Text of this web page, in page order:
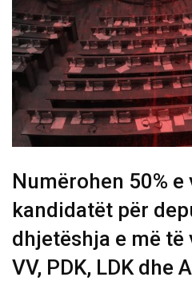
Numërohen 50% e
kandidatët për
dhjetëshja e më të
VV, PDK, LDK dhe